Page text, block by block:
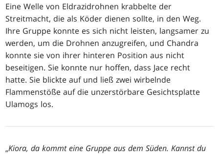
Eine Welle von Eldrazidrohnen krabbelte der
Streitmacht, die als Köder dienen sollte, in den Weg.
Ihre Gruppe konnte es sich nicht leisten, langsamer zu
werden, um die Drohnen anzugreifen, und Chandra
konnte sie von ihrer hinteren Position aus nicht
beseitigen. Sie konnte nur hoffen, dass Jace recht
hatte. Sie blickte auf und ließ zwei wirbelnde
Flammenstöße auf die unzerstörbare Gesichtsplatte
Ulamogs los.
„Kiora, da kommt eine Gruppe aus dem Süden. Kannst du